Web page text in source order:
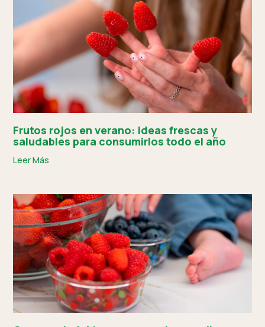
Frutos rojos en verano: ideas frescas y
saludables para consumirlos todo el año
Leer Más